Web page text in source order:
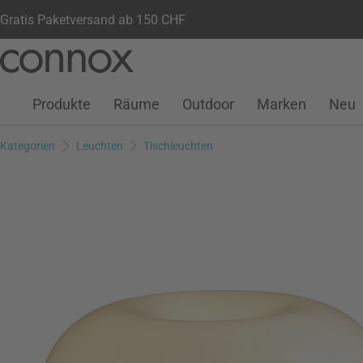
Gratis Paketversand ab 150 CHF
Seiteninhalt
Suchfeld
Kundenkonto
Wunschliste
Warenkorb
Produkte Räume Outdoor Marken Neu
Kategorien Leuchten Tischleuchten